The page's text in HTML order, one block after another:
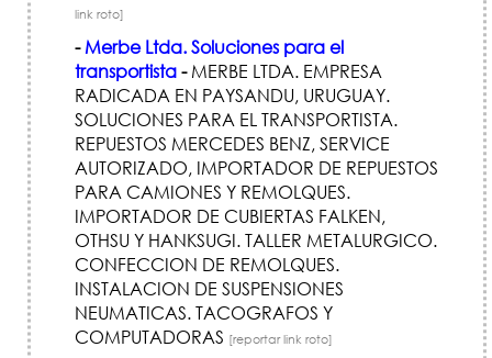
link roto]
- Merbe Ltda. Soluciones para el
transportista-MERBE LTDA. EMPRESA
RADICADA EN PAYSANDU, URUGUAY.
SOLUCIONES PARA EL TRANSPORTISTA.
REPUESTOS MERCEDES BENZ, SERVICE
AUTORIZADO, IMPORTADOR DE REPUESTOS
PARA CAMIONES Y REMOLQUES.
IMPORTADOR DE CUBIERTAS FALKEN,
OTHSU Y HANKSUGI. TALLER METALURGICO.
CONFECCION DE REMOLQUES.
INSTALACION DE SUSPENSIONES
NEUMATICAS. TACOGRAFOS Y
COMPUTADORAS [reportar link roto]